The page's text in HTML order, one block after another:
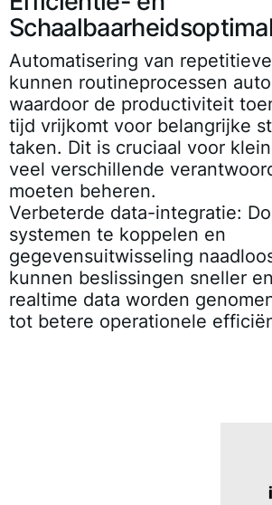
Automatisering van
kunnen routineprocessen
waardoor de productiviteit
tijd vrijkomt voor belangrijke
taken. Dit is cruciaal voor
veel verschillende
moeten beheren.
Verbeterde data-integratie:
systemen te koppelen en
gegevensuitwisseling
kunnen beslissingen sneller
realtime data worden
tot betere operationele